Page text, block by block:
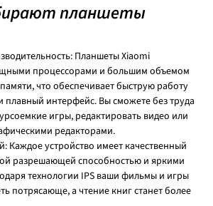
планшеты
Планшеты Xiaomi
процессорами и большим объемом
что обеспечивает быструю работу
интерфейс. Вы сможете без труда
игры, редактировать видео или
редакторами.
Каждое устройство имеет качественный
разрешающей способностью и яркими
технологии IPS ваши фильмы и игры
потрясающе, а чтение книг станет более